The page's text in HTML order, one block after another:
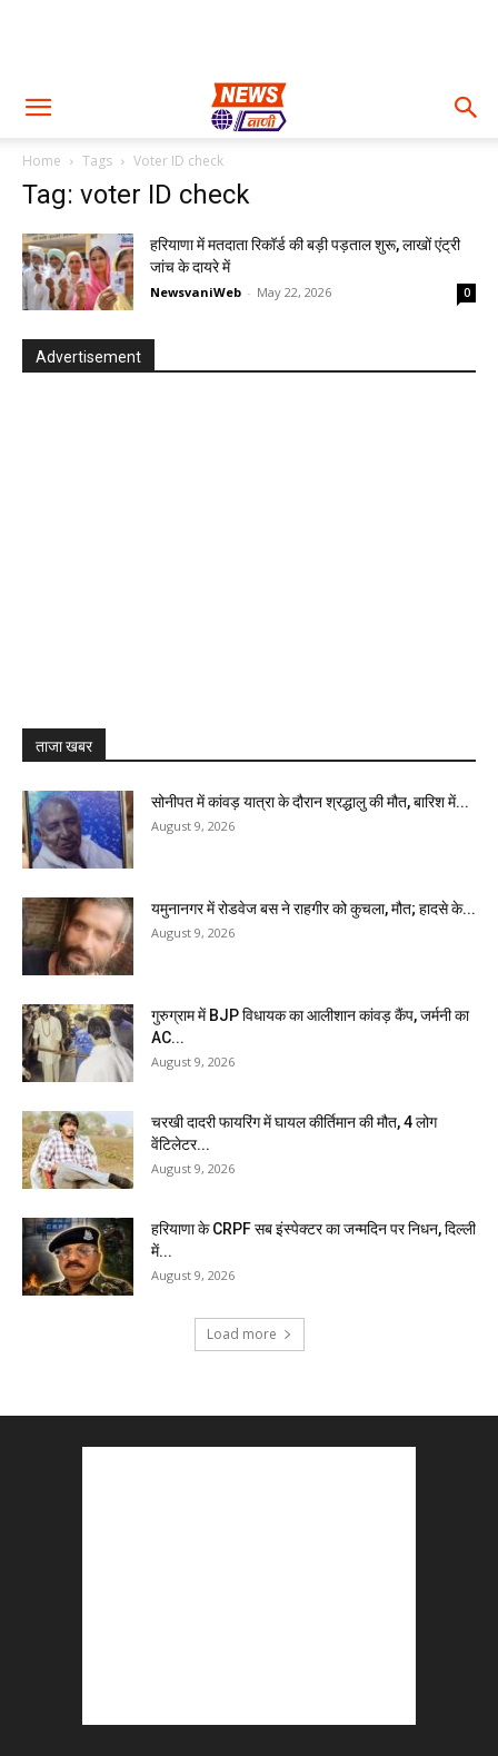
Home Tags Voter ID check
Tag: voter ID check
हरियाणा में मतदाता रिकॉर्ड की बड़ी पड़ताल शुरू, लाखों एंट्री
जांच के दायरे में
NewsvaniWeb - May 22, 2026 0
Advertisement
ताजा खबर
सोनीपत में कांवड़ यात्रा के दौरान श्रद्धालु की मौत, बारिश में...
August 9, 2026
यमुनानगर में रोडवेज बस ने राहगीर को कुचला, मौत; हादसे के...
August 9, 2026
गुरुग्राम में BJP विधायक का आलीशान कांवड़ कैंप, जर्मनी का
AC...
August 9, 2026
चरखी दादरी फायरिंग में घायल कीर्तिमान की मौत, 4 लोग
वेंटिलेटर...
August 9, 2026
हरियाणा के CRPF सब इंस्पेक्टर का जन्मदिन पर निधन, दिल्ली
में...
August 9, 2026
Load more